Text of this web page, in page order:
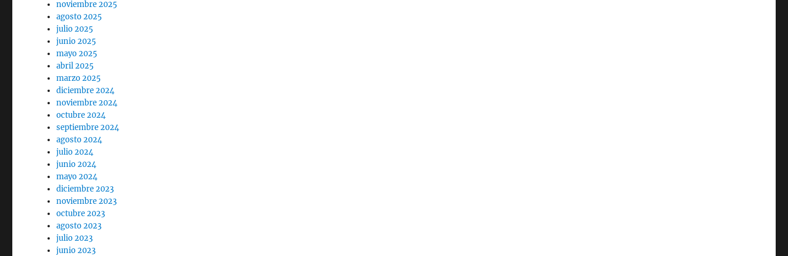
noviembre 2025
agosto 2025
julio 2025
junio 2025
mayo 2025
abril 2025
marzo 2025
diciembre 2024
noviembre 2024
octubre 2024
septiembre 2024
agosto 2024
julio 2024
junio 2024
mayo 2024
diciembre 2023
noviembre 2023
octubre 2023
agosto 2023
julio 2023
junio 2023